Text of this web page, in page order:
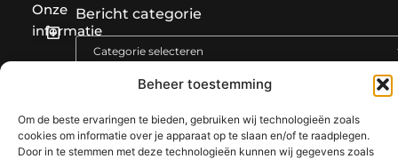
Beheer toestemming
Om de beste ervaringen te bieden, gebruiken wij technologieën zoals
cookies om informatie over je apparaat op te slaan en/of te raadplegen.
Door in te stemmen met deze technologieën kunnen wij gegevens zoals
Onze
informatie
Bericht categorie
@2025 www.petitus.be. All Right Reserved.​